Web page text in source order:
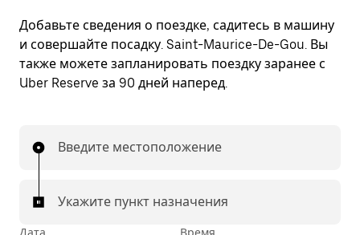
Добавьте сведения о поездке, садитесь в машину
и совершайте посадку. Saint-Maurice-De-Gou. Вы
также можете запланировать поездку заранее с
Uber Reserve за 90 дней наперед.
Введите местоположение
Укажите пункт назначения